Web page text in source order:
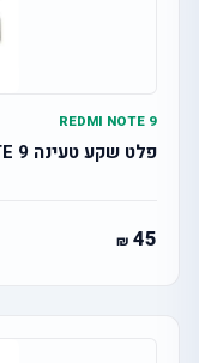
REDMI NOTE 9
פלט שקע טעינה Xiaomi Redmi NOTE 9
45